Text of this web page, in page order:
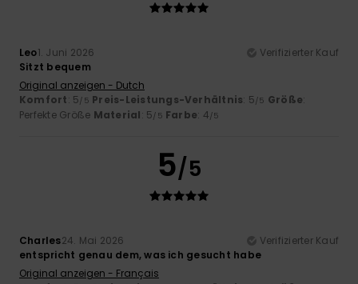
Leo1. Juni 2026
Verifizierter Kauf
Sitzt bequem
Original anzeigen - Dutch
Komfort: 5/5 Preis-Leistungs-Verhältnis: 5/5 Größe:
Perfekte Größe Material: 5/5 Farbe: 4/5
5/5
Charles24. Mai 2026
Verifizierter Kauf
entspricht genau dem, was ich gesucht habe
Original anzeigen - Français